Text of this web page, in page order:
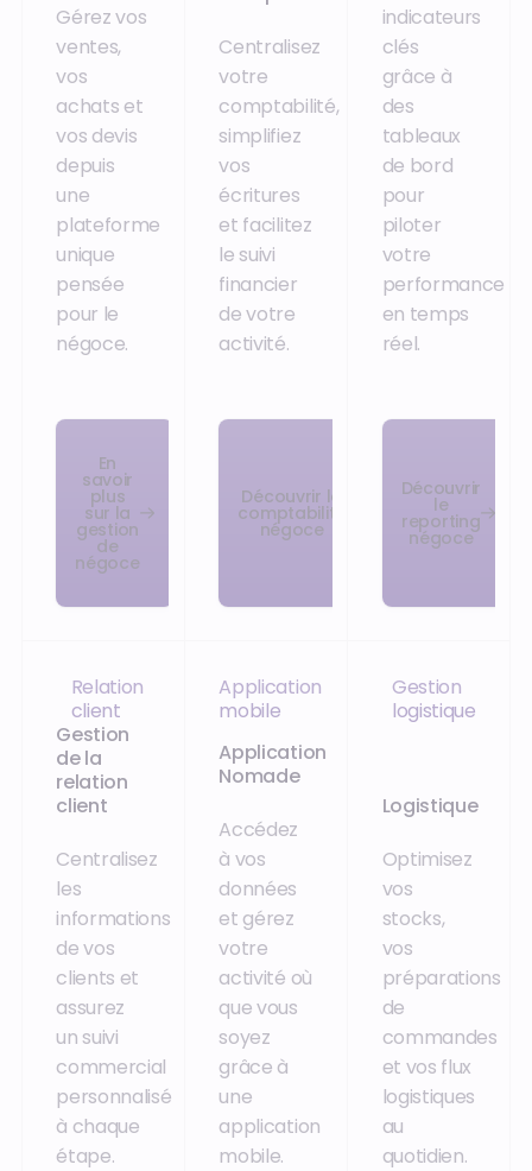
Gérez vos
ventes,
vos
achats et
vos devis
depuis
une
plateforme
unique
pensée
pour le
négoce.
En
savoir
plus
sur la
gestion
de
négoce
Centralisez
votre
comptabilité,
simplifiez
vos
écritures
et facilitez
le suivi
financier
de votre
activité.
Découvrir la
comptabilité
négoce
indicateurs
clés
grâce à
des
tableaux
de bord
pour
piloter
votre
performance
en temps
réel.
Découvrir
le
reporting
négoce
Relation
client
Gestion
de la
relation
client
Centralisez
les
informations
de vos
clients et
assurez
un suivi
commercial
personnalisé
à chaque
étape.
Application
mobile
Application
Nomade
Accédez
à vos
données
et gérez
votre
activité où
que vous
soyez
grâce à
une
application
mobile.
Gestion
logistique
Logistique
Optimisez
vos
stocks,
vos
préparations
de
commandes
et vos flux
logistiques
au
quotidien.